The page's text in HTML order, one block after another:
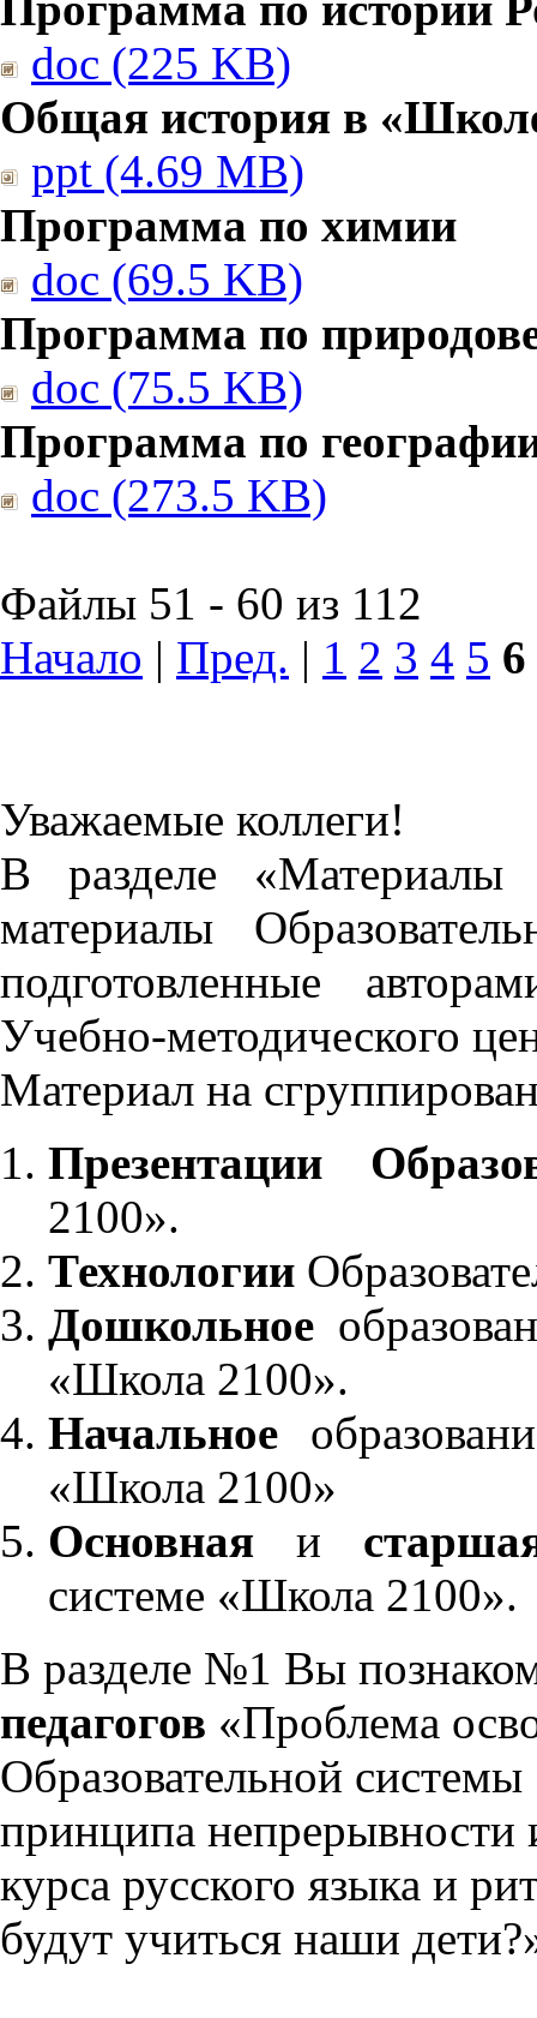
doc (225 KB)
Общая история в
ppt (4.69 MB)
Программа по химии
doc (69.5 KB)
Программа по
doc (75.5 KB)
Программа по
doc (273.5 KB)
Файлы 51 - 60 из 112
Начало | Пред. | 1 2 3 4 5 6
Уважаемые коллеги!
В разделе «Материалы
материалы
подготовленные
Учебно-методического
Материал на
Презентации
2100».
Технологии
Дошкольное
«Школа 2100».
Начальное
«Школа 2100»
Основнаяи
системе «Школа 2100».
В разделе №1 Вы
педагогов «Проблема
Образовательной
принципа непрерывности
курса русского языка и
будут учиться наши